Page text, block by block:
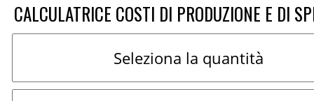
CALCULATRICE COSTI DI PRODUZIONE E DI